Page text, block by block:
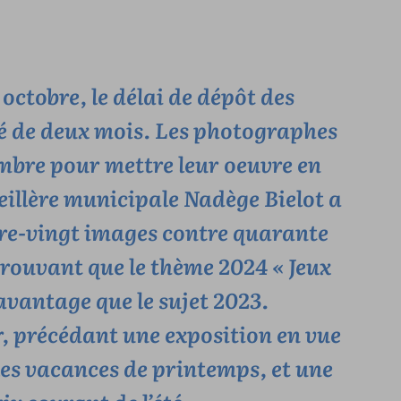
le délai de dépôt des
deux mois. Les photographes
pour mettre leur oeuvre en
municipale Nadège Bielot a
vingt images contre quarante
que le thème 2024 « Jeux
que le sujet 2023.
précédant une exposition en vue
vacances de printemps, et une